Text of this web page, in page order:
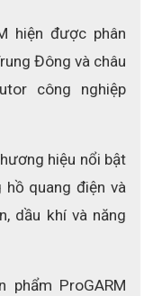
hiện được phân
Đông và châu
công nghiệp
hiệu nổi bật
hồ quang điện và
dầu khí và năng
phẩm ProGARM